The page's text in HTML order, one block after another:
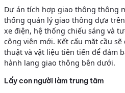
Dự án tích hợp giao thông thông
thống quản lý giao thông dựa
xe điện, hệ thống chiếu sáng và
công viên mới. Kết cấu mặt cầu
thuật và vật liệu tiên tiến để đảm
hành lang giao thông bên dưới.
Lấy con người làm trung tâm